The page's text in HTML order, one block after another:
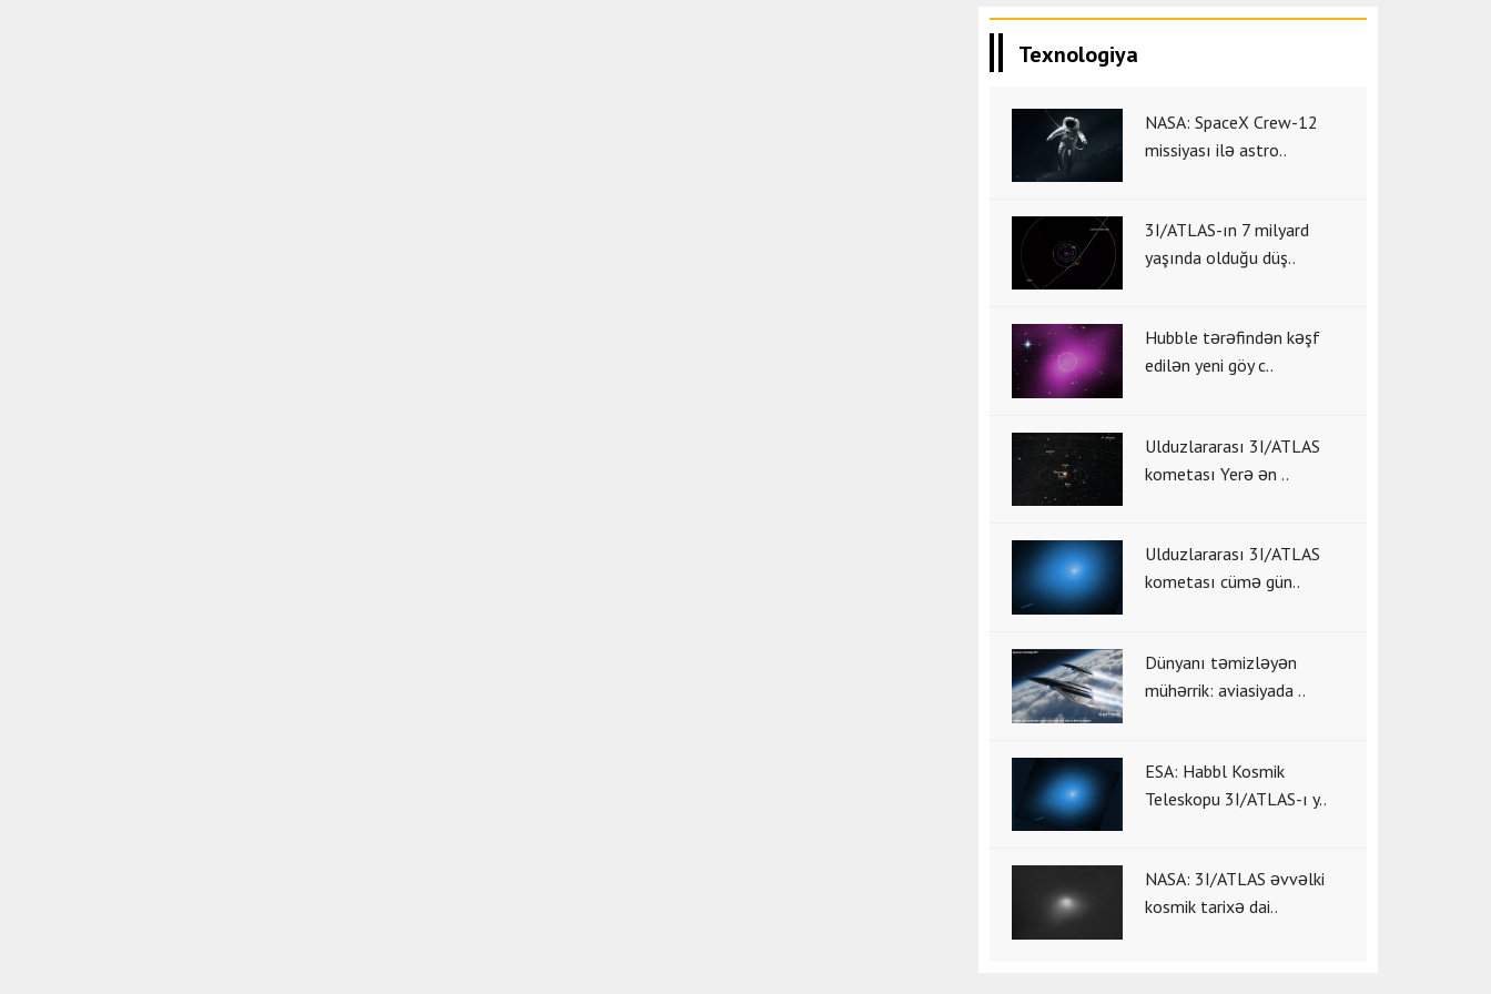
Texnologiya
NASA: SpaceX Crew-12
missiyası ilə astro..
3I/ATLAS-ın 7 milyard
yaşında olduğu düş..
Hubble tərəfindən kəşf
edilən yeni göy c..
Ulduzlararası 3I/ATLAS
kometası Yerə ən ..
Ulduzlararası 3I/ATLAS
kometası cümə gün..
Dünyanı təmizləyən
mühərrik: aviasiyada ..
ESA: Habbl Kosmik
Teleskopu 3I/ATLAS-ı y..
NASA: 3I/ATLAS əvvəlki
kosmik tarixə dai..